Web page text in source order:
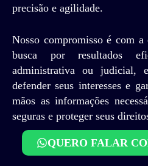
precisão e agilidade.
Nosso compromisso é com
busca por resultados
administrativa ou judicial,
defender seus interesses e
mãos as informações
seguras e proteger seus
QUERO FALAR